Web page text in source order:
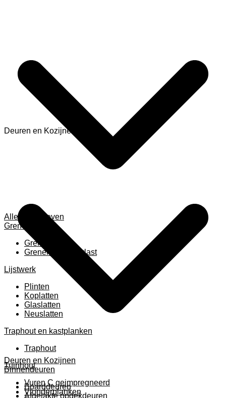
Alles weergeven
Grenen
Grenen B ruw
Grenen gevingerlast
Lijstwerk
Plinten
Koplatten
Glaslatten
Neuslatten
Traphout en kastplanken
Traphout
Tuinhout
Vuren C geimpregneerd
Vlonderplanken
Deuren en Kozijnen
Deuren en Kozijnen
Binnendeuren
Boarddeuren
Afgelakte opdekdeuren